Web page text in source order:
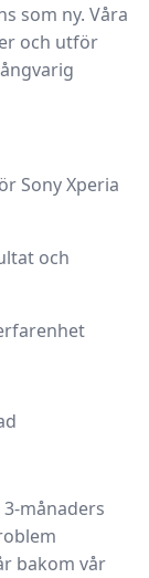
som ny. Våra
och utför
Sony Xperia
och
3-månaders
bakom vår